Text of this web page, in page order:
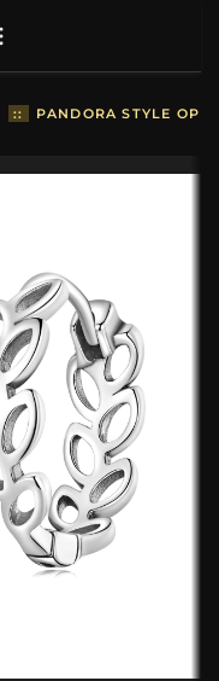
:: PANDORA STYLE